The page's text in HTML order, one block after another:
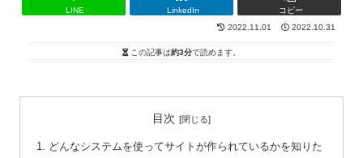
LINE LinkedIn
コピー
2022.11.01
2022.10.31
この記事は約3分で読めます。
目次
どんなシステムを使ってサイトが作られているかを知りた